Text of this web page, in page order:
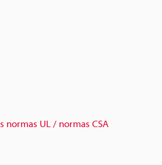
normas UL / normas CSA